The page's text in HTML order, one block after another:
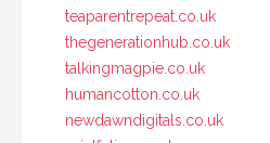
teaparentrepeat.co.uk
thegenerationhub.co.uk
talkingmagpie.co.uk
humancotton.co.uk
newdawndigitals.co.uk